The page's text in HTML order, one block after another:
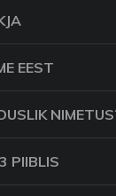
EEST
PIIBLIS